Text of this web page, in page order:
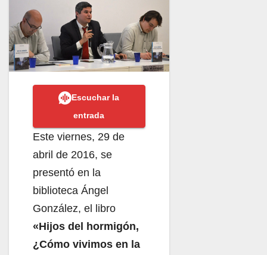
Escuchar la
entrada
Este viernes, 29 de
abril de 2016, se
presentó en la
biblioteca Ángel
González, el libro
«Hijos del hormigón,
¿Cómo vivimos en la